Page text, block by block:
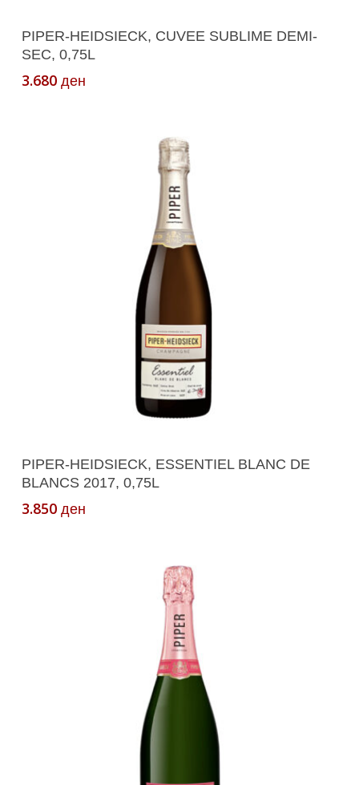
Read More
PIPER-HEIDSIECK, CUVEE SUBLIME DEMI-
SEC, 0,75L
3.680 ден
Read More
PIPER-HEIDSIECK, ESSENTIEL BLANC DE
BLANCS 2017, 0,75L
3.850 ден